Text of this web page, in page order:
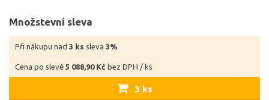
Množstevní sleva
Při nákupu nad 3 ks sleva 3%
Cena po slevě 5 088,90 Kč bez DPH / ks
3 ks